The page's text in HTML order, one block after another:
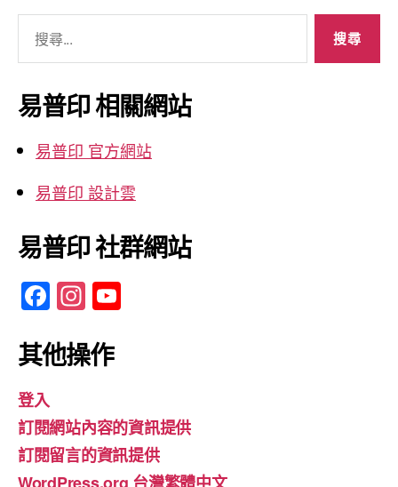
關
鍵
字:
易普印 相關網站
易普印 官方網站
易普印 設計雲
易普印 社群網站
F
a
c
b
o
o
In
st
a
gr
a
m
u
b
e
其他操作
登入
訂閱網站內容的資訊提供
訂閱留言的資訊提供
WordPress.org 台灣繁體中文